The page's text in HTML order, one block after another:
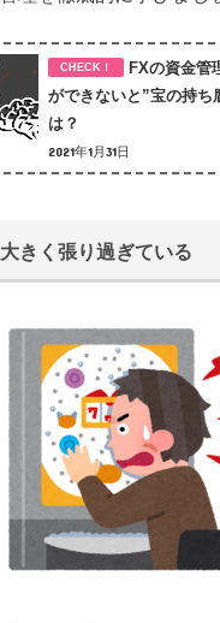
FXの資金管
ができないと”宝の持ち
は？
2021年1月31日
きく張り過ぎている